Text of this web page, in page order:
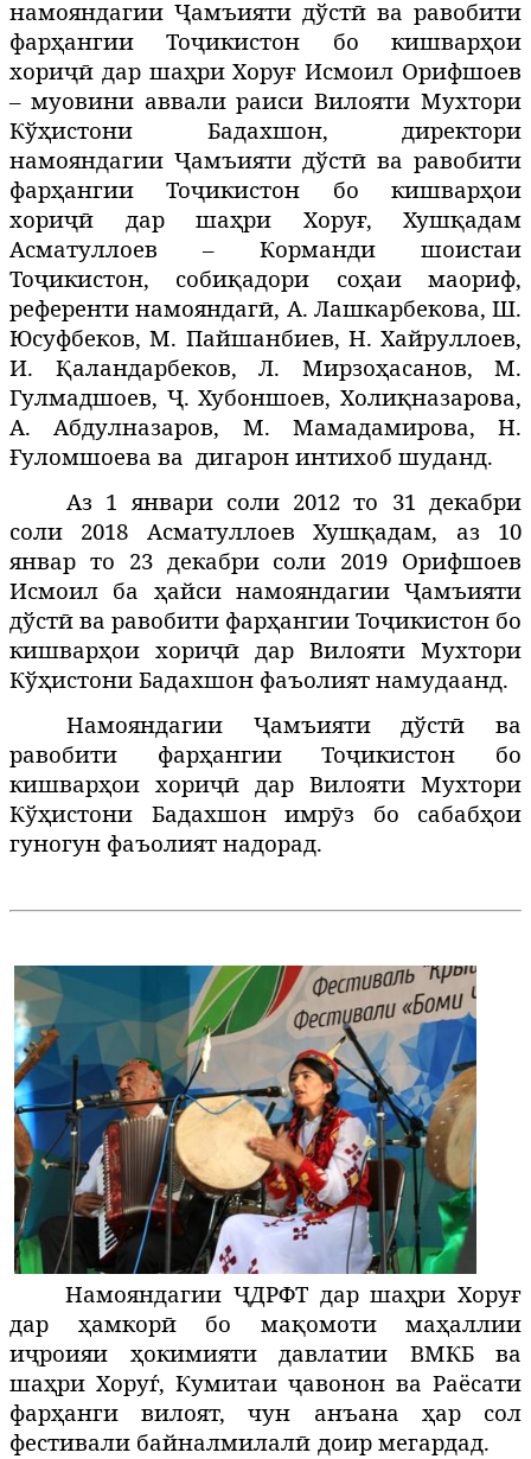
намояндагии Ҷамъияти дўстӣ ва равобити
фарҳангии Тоҷикистон бо кишварҳои
хориҷӣ дар шаҳри ХоруғИсмоил Орифшоев
– муовини аввали раиси Вилояти Мухтори
Кўҳистони Бадахшон, директори
намояндагии Ҷамъияти дўстӣ ва равобити
фарҳангии Тоҷикистон бо кишварҳои
хориҷӣ дар шаҳри Хоруғ, Хушқадам
Асматуллоев – Корманди шоистаи
Тоҷикистон, собиқадори соҳаи маориф,
референти намояндагӣ, А. Лашкарбекова, Ш.
Юсуфбеков, М. Пайшанбиев, Н. Хайруллоев,
И. Қаландарбеков, Л. Мирзоҳасанов, М.
Гулмадшоев, Ҷ. Хубоншоев, Холиқназарова,
А. Абдулназаров, М. Мамадамирова, Н.
Ғуломшоева ва дигарон интихоб шуданд.
Аз 1 январи соли 2012 то 31 декабри
соли 2018 Асматуллоев Хушқадам, аз 10
январ то 23 декабри соли 2019 Орифшоев
Исмоил ба ҳайсинамояндагии Ҷамъияти
дўстӣ ва равобити фарҳангии Тоҷикистон бо
кишварҳои хориҷӣ дар Вилояти Мухтори
Кўҳистони Бадахшон фаъолият намудаанд.
Намояндагии Ҷамъияти дўстӣ ва
равобити фарҳангии Тоҷикистон бо
кишварҳои хориҷӣ дар Вилояти Мухтори
Кўҳистони Бадахшон имрӯз бо сабабҳои
гуногун фаъолият надорад.
Намояндагии ҶДРФТ дар шаҳри Хоруғ
дар ҳамкорӣ бо мақомоти маҳаллии
иҷроияи ҳокимияти давлатии ВМКБ ва
шаҳри Хоруѓ, Кумитаи ҷавонон ва Раёсати
фарҳанги вилоят, чун анъана ҳар сол
фестивали байналмилалӣ доир мегардад.